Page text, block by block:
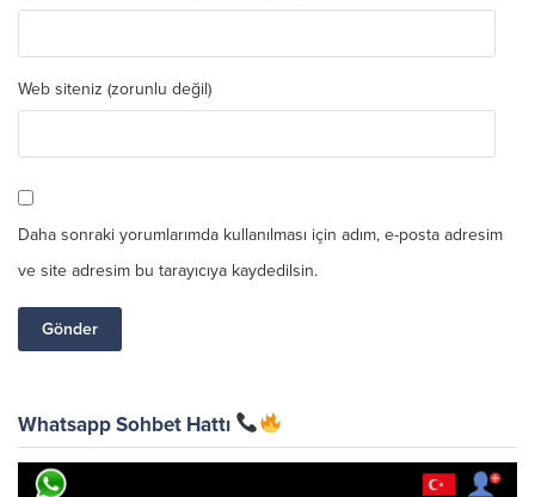
Web siteniz (zorunlu değil)
Daha sonraki yorumlarımda kullanılması için adım, e-posta adresim
ve site adresim bu tarayıcıya kaydedilsin.
Whatsapp Sohbet Hattı